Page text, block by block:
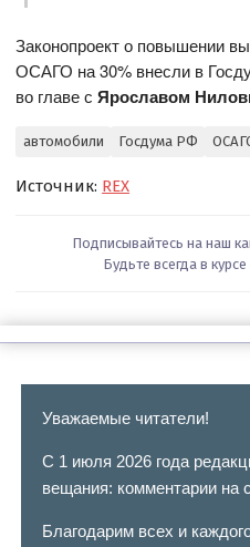
Законопроект о повышении
ОСАГО на 30% внесли в
во главе сЯрославом
автомобили Госдума РФ
Источник: REX
Подписывайтесь на наш
Будьте всегда в
Уважаемые читатели!
С 1 июля 2026 года
вещания: комментарии на
Благодарим всех и